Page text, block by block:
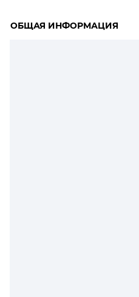
ОБЩАЯ ИНФОРМАЦИЯ